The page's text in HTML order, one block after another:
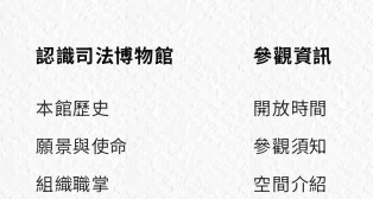
認識司法博物館
本館歷史
願景與使命
組織職掌
參觀資訊
開放時間
參觀須知
空間介紹